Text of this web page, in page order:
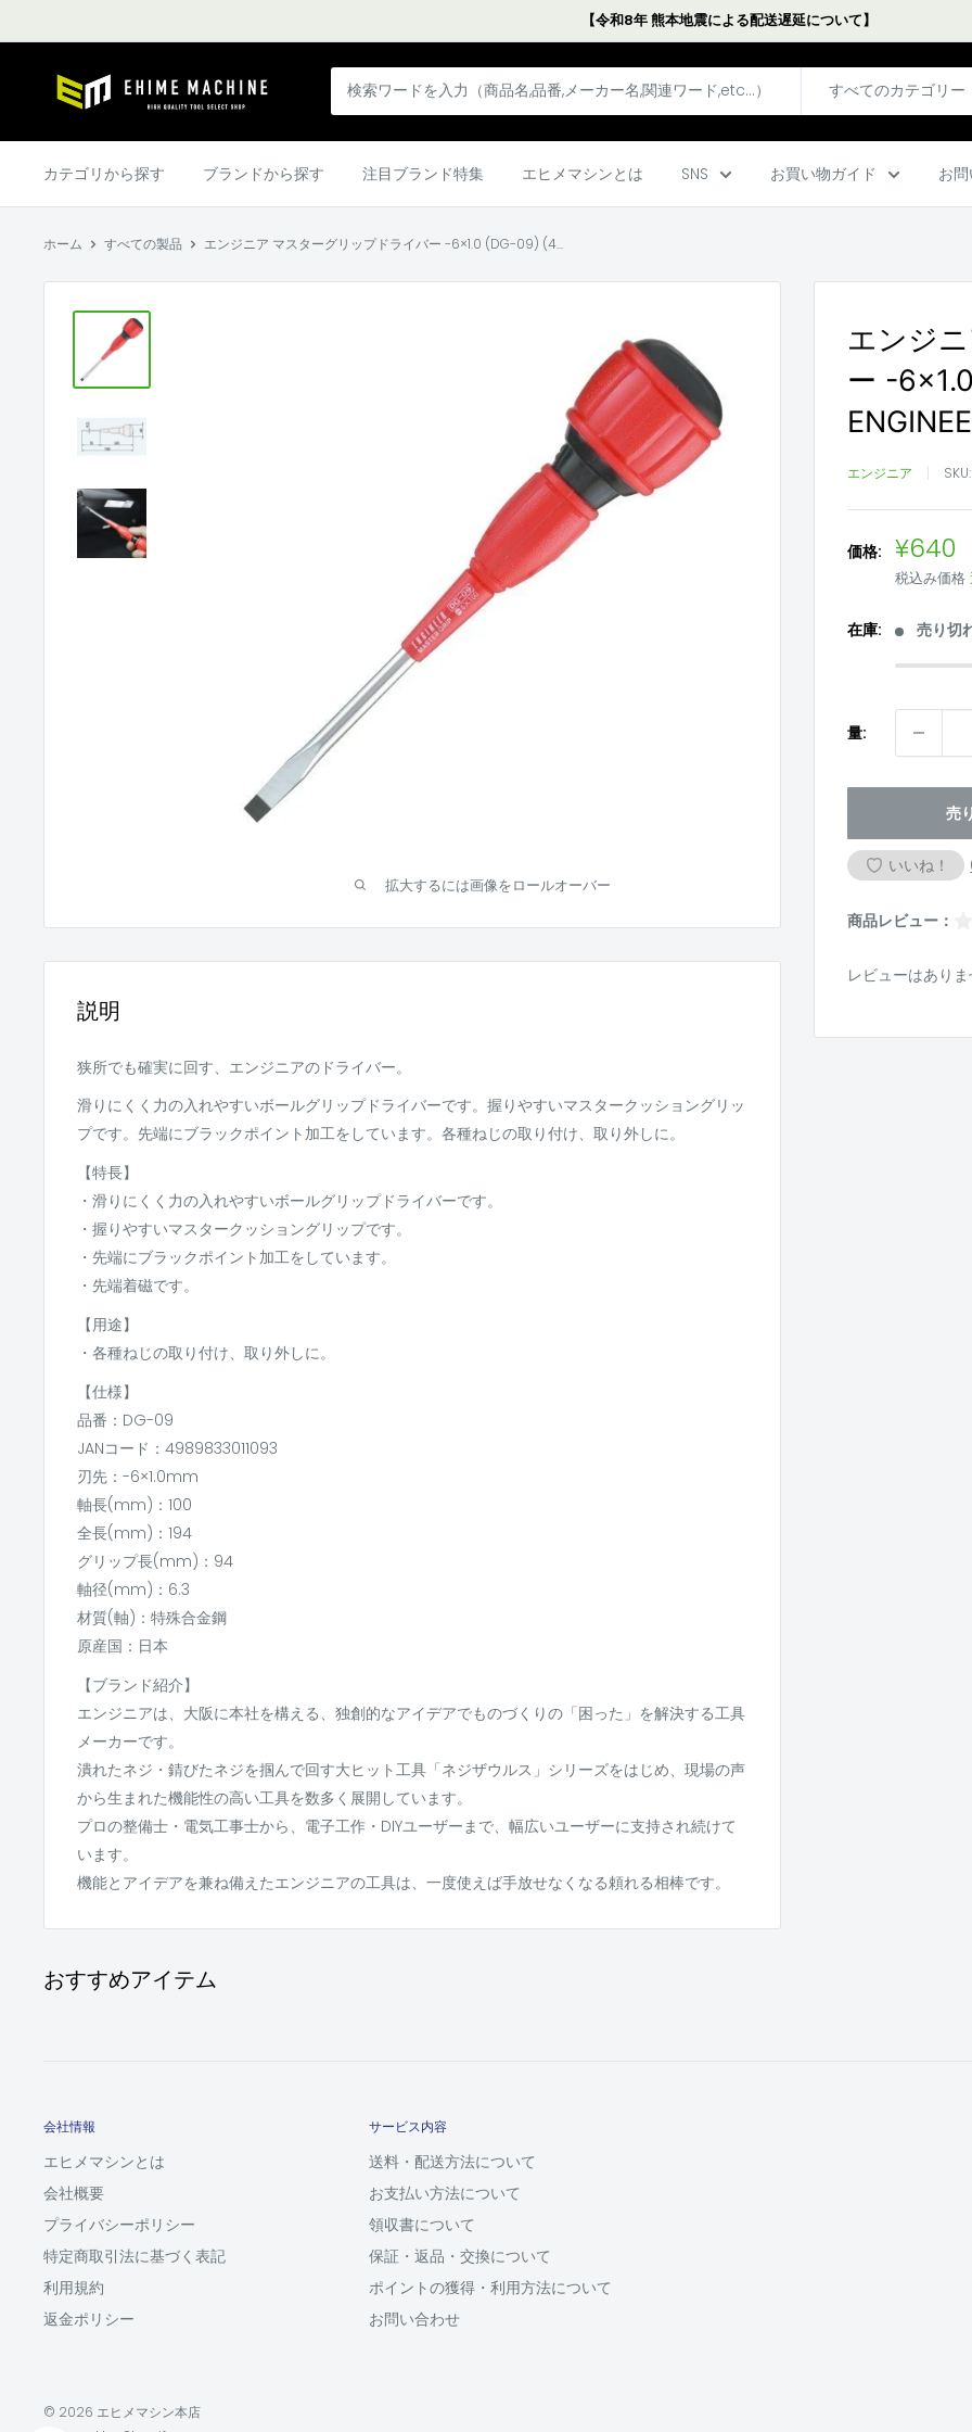
ン
キ
【令和8年 熊本地震による配送遅延について】
エ
ヒ
本
すべてのカテゴリー
カテゴリから探す ブランドから探す 注目ブランド特集 エヒメマシンとは SNS お買い物ガイド お
ホーム すべての製品 エンジニア マスターグリップドライバー -6×1.0 (DG-09) (4...
拡大するには画像をロールオーバー
エンジ
ー -
エンジニア
価格: 販
売
価
格
¥640
税込み価格
在庫: 売り切
量:
売
いいね！
商品レビュー：
レビューはあり
説明
狭所でも確実に回す、エンジニアのドライバー。
滑りにくく力の入れやすいボールグリップドライバーです。握りやすいマスタークッショングリッ
プです。先端にブラックポイント加工をしています。各種ねじの取り付け、取り外しに。
【特長】
・滑りにくく力の入れやすいボールグリップドライバーです。
・握りやすいマスタークッショングリップです。
・先端にブラックポイント加工をしています。
・先端着磁です。
【用途】
・各種ねじの取り付け、取り外しに。
【仕様】
品番：DG-09
JANコード：4989833011093
刃先：-6×1.0mm
軸長(mm)：100
全長(mm)：194
グリップ長(mm)：94
軸径(mm)：6.3
材質(軸)：特殊合金鋼
原産国：日本
【ブランド紹介】
エンジニアは、大阪に本社を構える、独創的なアイデアでものづくりの「困った」を解決する工具
メーカーです。
潰れたネジ・錆びたネジを掴んで回す大ヒット工具「ネジザウルス」シリーズをはじめ、現場の声
から生まれた機能性の高い工具を数多く展開しています。
プロの整備士・電気工事士から、電子工作・DIYユーザーまで、幅広いユーザーに支持され続けて
います。
機能とアイデアを兼ね備えたエンジニアの工具は、一度使えば手放せなくなる頼れる相棒です。
おすすめアイテム
会社情報
エヒメマシンとは
会社概要
プライバシーポリシー
特定商取引法に基づく表記
利用規約
返金ポリシー
サービス内容
送料・配送方法について
お支払い方法について
領収書について
保証・返品・交換について
ポイントの獲得・利用方法について
お問い合わせ
© 2026 エヒメマシン本店